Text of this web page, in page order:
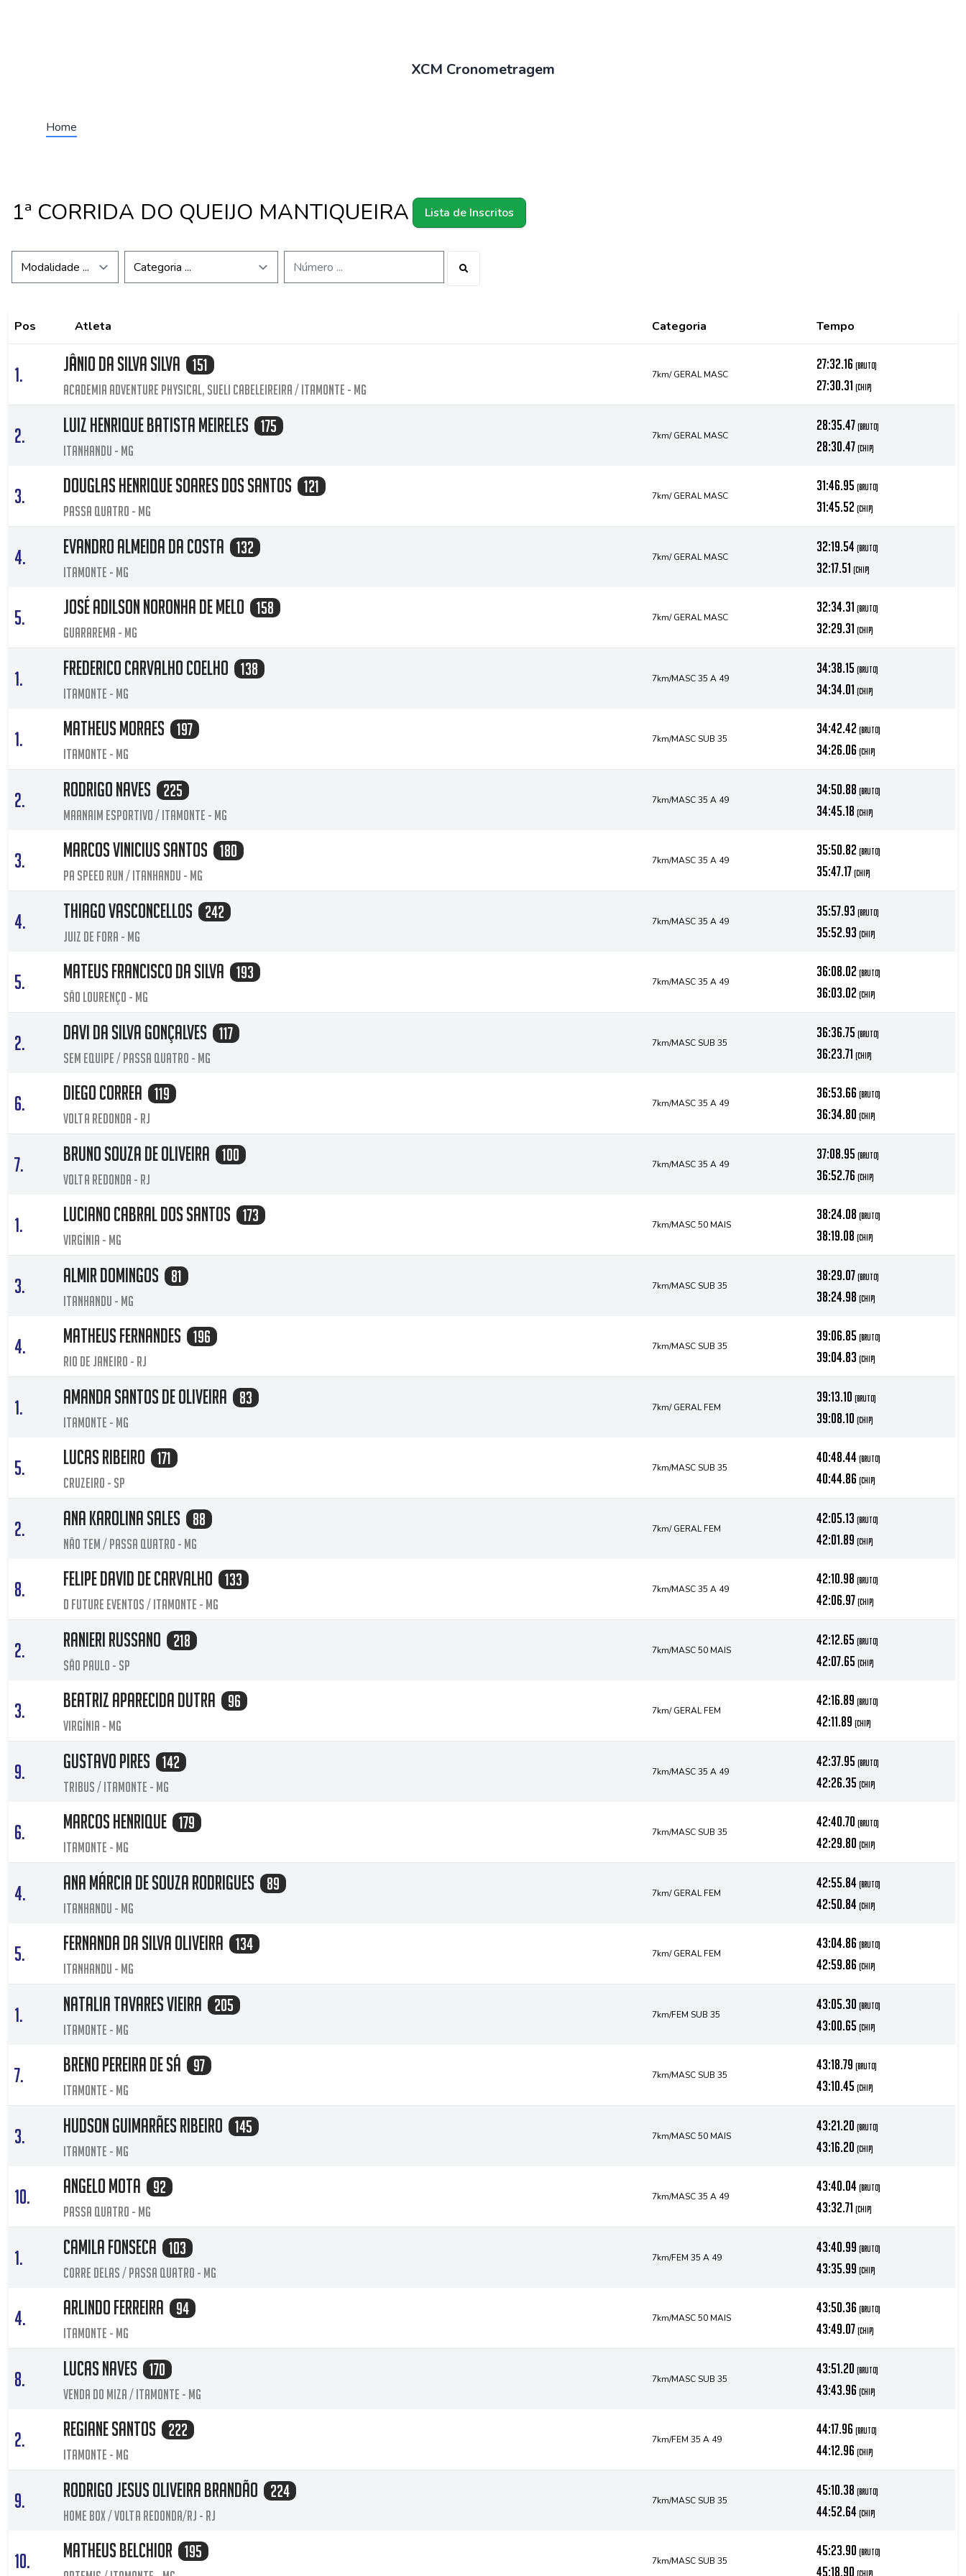
XCM Cronometragem
Home
1ª CORRIDA DO QUEIJO MANTIQUEIRA Lista de Inscritos
Pos Atleta Categoria Tempo
1. Jânio da Silva Silva 151
Academia adventure physical, Sueli cabeleireira / Itamonte - MG
7km/ GERAL MASC
27:32.16 (bruto)
27:30.31 (chip)
2. Luiz Henrique Batista Meireles 175
Itanhandu - MG
7km/ GERAL MASC
28:35.47 (bruto)
28:30.47 (chip)
3. Douglas henrique soares dos Santos 121
Passa Quatro - MG
7km/ GERAL MASC
31:46.95 (bruto)
31:45.52 (chip)
4. Evandro Almeida da Costa 132
Itamonte - MG
7km/ GERAL MASC
32:19.54 (bruto)
32:17.51 (chip)
5. José Adilson Noronha de Melo 158
Guararema - MG
7km/ GERAL MASC
32:34.31 (bruto)
32:29.31 (chip)
1. Frederico Carvalho Coelho 138
Itamonte - MG
7km/MASC 35 A 49
34:38.15 (bruto)
34:34.01 (chip)
1. Matheus Moraes 197
Itamonte - MG
7km/MASC SUB 35
34:42.42 (bruto)
34:26.06 (chip)
2. Rodrigo Naves 225
Maanaim Esportivo / Itamonte - MG
7km/MASC 35 A 49
34:50.88 (bruto)
34:45.18 (chip)
3. Marcos Vinicius Santos 180
PA speed run / Itanhandu - MG
7km/MASC 35 A 49
35:50.82 (bruto)
35:47.17 (chip)
4. Thiago Vasconcellos 242
Juiz de Fora - MG
7km/MASC 35 A 49
35:57.93 (bruto)
35:52.93 (chip)
5. Mateus Francisco da Silva 193
São Lourenço - MG
7km/MASC 35 A 49
36:08.02 (bruto)
36:03.02 (chip)
2. Davi da Silva Gonçalves 117
sem equipe / passa quatro - MG
7km/MASC SUB 35
36:36.75 (bruto)
36:23.71 (chip)
6. Diego Correa 119
Volta Redonda - RJ
7km/MASC 35 A 49
36:53.66 (bruto)
36:34.80 (chip)
7. Bruno souza de oliveira 100
Volta redonda - RJ
7km/MASC 35 A 49
37:08.95 (bruto)
36:52.76 (chip)
1. Luciano Cabral dos Santos 173
Virgínia - MG
7km/MASC 50 MAIS
38:24.08 (bruto)
38:19.08 (chip)
3. Almir Domingos 81
Itanhandu - MG
7km/MASC SUB 35
38:29.07 (bruto)
38:24.98 (chip)
4. matheus fernandes 196
Rio de janeiro - RJ
7km/MASC SUB 35
39:06.85 (bruto)
39:04.83 (chip)
1. Amanda Santos De Oliveira 83
Itamonte - MG
7km/ GERAL FEM
39:13.10 (bruto)
39:08.10 (chip)
5. Lucas Ribeiro 171
Cruzeiro - SP
7km/MASC SUB 35
40:48.44 (bruto)
40:44.86 (chip)
2. Ana Karolina Sales 88
Não tem / Passa quatro - MG
7km/ GERAL FEM
42:05.13 (bruto)
42:01.89 (chip)
8. Felipe David De Carvalho 133
D Future Eventos / Itamonte - MG
7km/MASC 35 A 49
42:10.98 (bruto)
42:06.97 (chip)
2. Ranieri Russano 218
São Paulo - SP
7km/MASC 50 MAIS
42:12.65 (bruto)
42:07.65 (chip)
3. Beatriz Aparecida Dutra 96
Virgínia - MG
7km/ GERAL FEM
42:16.89 (bruto)
42:11.89 (chip)
9. Gustavo Pires 142
Tribus / Itamonte - MG
7km/MASC 35 A 49
42:37.95 (bruto)
42:26.35 (chip)
6. Marcos Henrique 179
Itamonte - MG
7km/MASC SUB 35
42:40.70 (bruto)
42:29.80 (chip)
4. Ana Márcia de Souza Rodrigues 89
Itanhandu - MG
7km/ GERAL FEM
42:55.84 (bruto)
42:50.84 (chip)
5. Fernanda Da silva Oliveira 134
Itanhandu - MG
7km/ GERAL FEM
43:04.86 (bruto)
42:59.86 (chip)
1. Natalia Tavares Vieira 205
Itamonte - MG
7km/FEM SUB 35
43:05.30 (bruto)
43:00.65 (chip)
7. BRENO PEREIRA DE SÁ 97
ITAMONTE - MG
7km/MASC SUB 35
43:18.79 (bruto)
43:10.45 (chip)
3. Hudson Guimarães Ribeiro 145
Itamonte - MG
7km/MASC 50 MAIS
43:21.20 (bruto)
43:16.20 (chip)
10. Angelo Mota 92
Passa Quatro - MG
7km/MASC 35 A 49
43:40.04 (bruto)
43:32.71 (chip)
1. Camila Fonseca 103
Corre Delas / Passa Quatro - MG
7km/FEM 35 A 49
43:40.99 (bruto)
43:35.99 (chip)
4. Arlindo Ferreira 94
Itamonte - MG
7km/MASC 50 MAIS
43:50.36 (bruto)
43:49.07 (chip)
8. Lucas Naves 170
Venda do miza / Itamonte - MG
7km/MASC SUB 35
43:51.20 (bruto)
43:43.96 (chip)
2. Regiane Santos 222
Itamonte - MG
7km/FEM 35 A 49
44:17.96 (bruto)
44:12.96 (chip)
9. Rodrigo Jesus Oliveira Brandão 224
Home Box / Volta Redonda/RJ - RJ
7km/MASC SUB 35
45:10.38 (bruto)
44:52.64 (chip)
10. Matheus Belchior 195 7km/MASC SUB 35
45:23.90 (bruto)
45:18.90 (chip)